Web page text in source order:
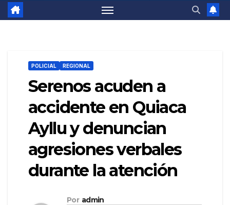
POLICIAL REGIONAL
Serenos acuden a
accidente en Quiaca
Ayllu y denuncian
agresiones verbales
durante la atención
Por admin